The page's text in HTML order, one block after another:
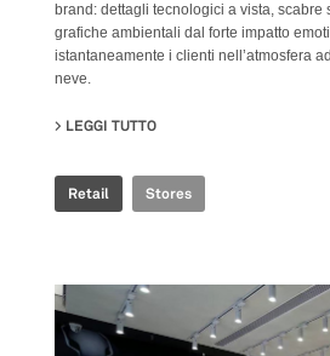
brand: dettagli tecnologici a vista, scabre
grafiche ambientali dal forte impatto
istantaneamente i clienti nell’atmosfera
neve.
LEGGI TUTTO
Retail Stores